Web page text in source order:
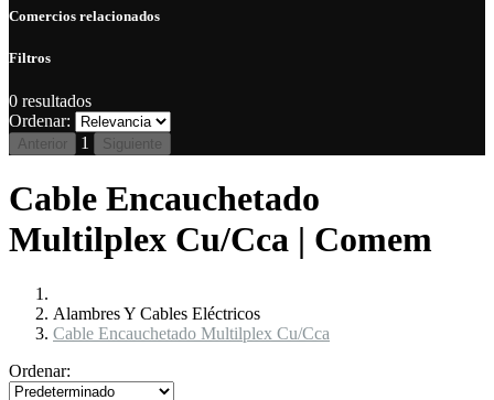
Comercios relacionados
Filtros
0 resultados
Ordenar:
Anterior 1 Siguiente
Cable Encauchetado
Multilplex Cu/Cca | Comem
Alambres Y Cables Eléctricos
Cable Encauchetado Multilplex Cu/Cca
Ordenar: